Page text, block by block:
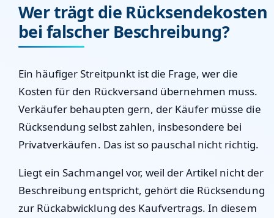
Wer trägt die Rücksendekosten
bei falscher Beschreibung?
Ein häufiger Streitpunkt ist die Frage, wer die
Kosten für den Rückversand übernehmen muss.
Verkäufer behaupten gern, der Käufer müsse die
Rücksendung selbst zahlen, insbesondere bei
Privatverkäufen. Das ist so pauschal nicht richtig.
Liegt ein Sachmangel vor, weil der Artikel nicht der
Beschreibung entspricht, gehört die Rücksendung
zur Rückabwicklung des Kaufvertrags. In diesem